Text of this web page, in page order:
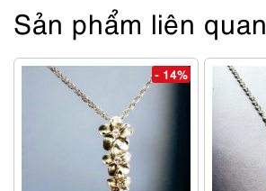
Sản phẩm liên quan
- 14%